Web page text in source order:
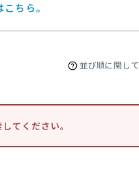
ちら。
並び順に関して
てください。